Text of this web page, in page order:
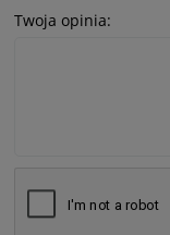
Twoja opinia: